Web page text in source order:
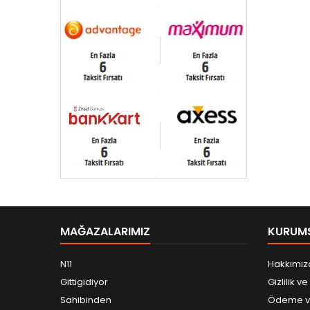
MAĞAZALARIMIZ
N11
Gittigidiyor
Sahibinden
Gizlilik
Ödeme